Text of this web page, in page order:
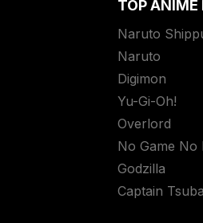
TOP ANIME
Naruto
Naruto
Digimon
Yu-Gi-Oh!
Overlord
No Game No
Godzilla
Captain